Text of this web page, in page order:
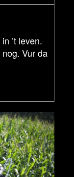
’t leven.
Vur da